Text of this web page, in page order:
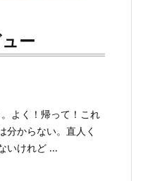
ー
よく！帰って！これ
分からない。直人く
いけれど ...